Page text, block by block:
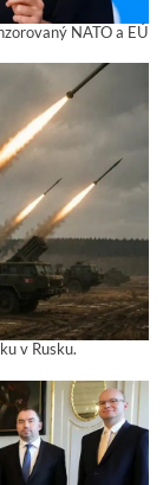
NATO a EÚ
v Rusku.